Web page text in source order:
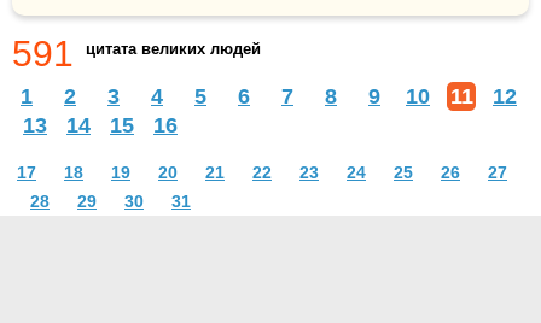
591 цитата великих людей
1 2 3 4 5 6 7 8 9 10 11
12
13
14 15 16
17 18 19 20 21 22 23 24 25 26
27
28
29 30 31